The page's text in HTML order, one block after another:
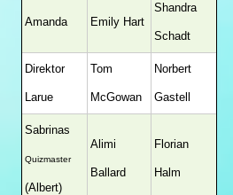
Amanda Emily Hart
Shandra
Schadt
Direktor
Larue
Tom
McGowan
Norbert
Gastell
Sabrinas
Quizmaster
(Albert)
Alimi
Ballard
Florian
Halm